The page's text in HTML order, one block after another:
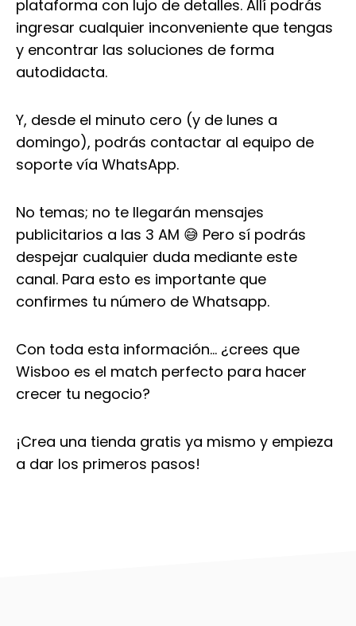
plataforma con lujo de detalles. Allí podrás
ingresar cualquier inconveniente que tengas
y encontrar las soluciones de forma
autodidacta.
Y, desde el minuto cero (y de lunes a
domingo), podrás contactar al equipo de
soporte vía WhatsApp.
No temas; no te llegarán mensajes
publicitarios a las 3 AM 😅 Pero sí podrás
despejar cualquier duda mediante este
canal. Para esto es importante que
confirmes tu número de Whatsapp.
Con toda esta información… ¿crees que
Wisboo es el match perfecto para hacer
crecer tu negocio?
¡Crea una tienda gratis ya mismo y empieza
a dar los primeros pasos!